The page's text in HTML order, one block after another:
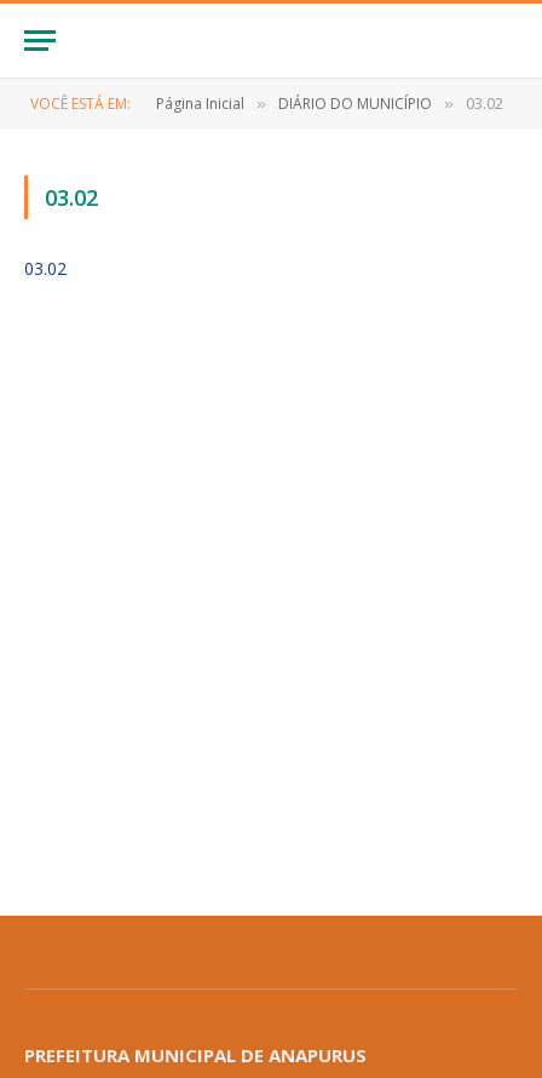
VOCÊ ESTÁ EM: Página Inicial » DIÁRIO DO MUNICÍPIO » 03.02
03.02
03.02
PREFEITURA MUNICIPAL DE ANAPURUS